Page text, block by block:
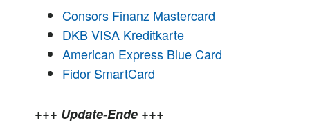
Consors Finanz Mastercard
DKB VISA Kreditkarte
American Express Blue Card
Fidor SmartCard
+++ Update-Ende +++